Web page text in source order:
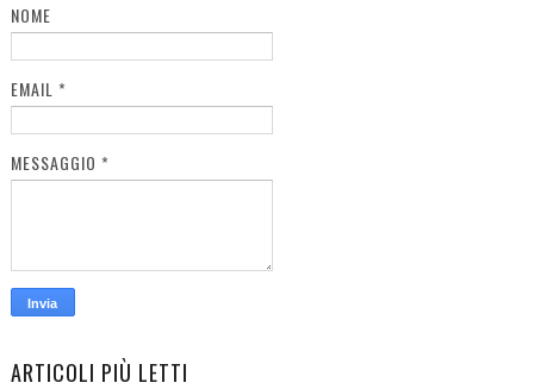
NOME
EMAIL *
MESSAGGIO *
ARTICOLI PIÙ LETTI